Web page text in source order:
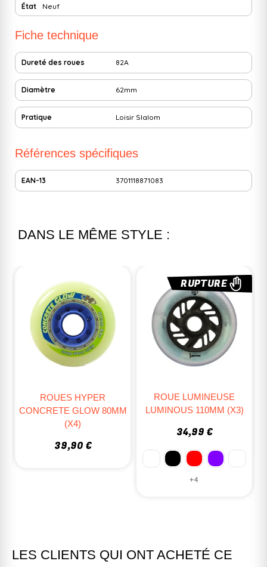
État Neuf
Fiche technique
Dureté des roues 82A
Diamètre 62mm
Pratique Loisir Slalom
Références spécifiques
EAN-13 3701118871083
DANS LE MÊME STYLE :
RUPTURE
ROUE LUMINEUSE
LUMINOUS 110MM (X3)
34,99 €
RUPTURE
7,00 €
LES CLIENTS QUI ONT ACHETÉ CE